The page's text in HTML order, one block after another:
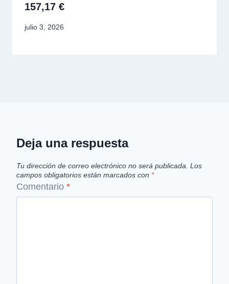
157,17 €
julio 3, 2026
Deja una respuesta
Tu dirección de correo electrónico no será publicada. Los
campos obligatorios están marcados con *
Comentario *